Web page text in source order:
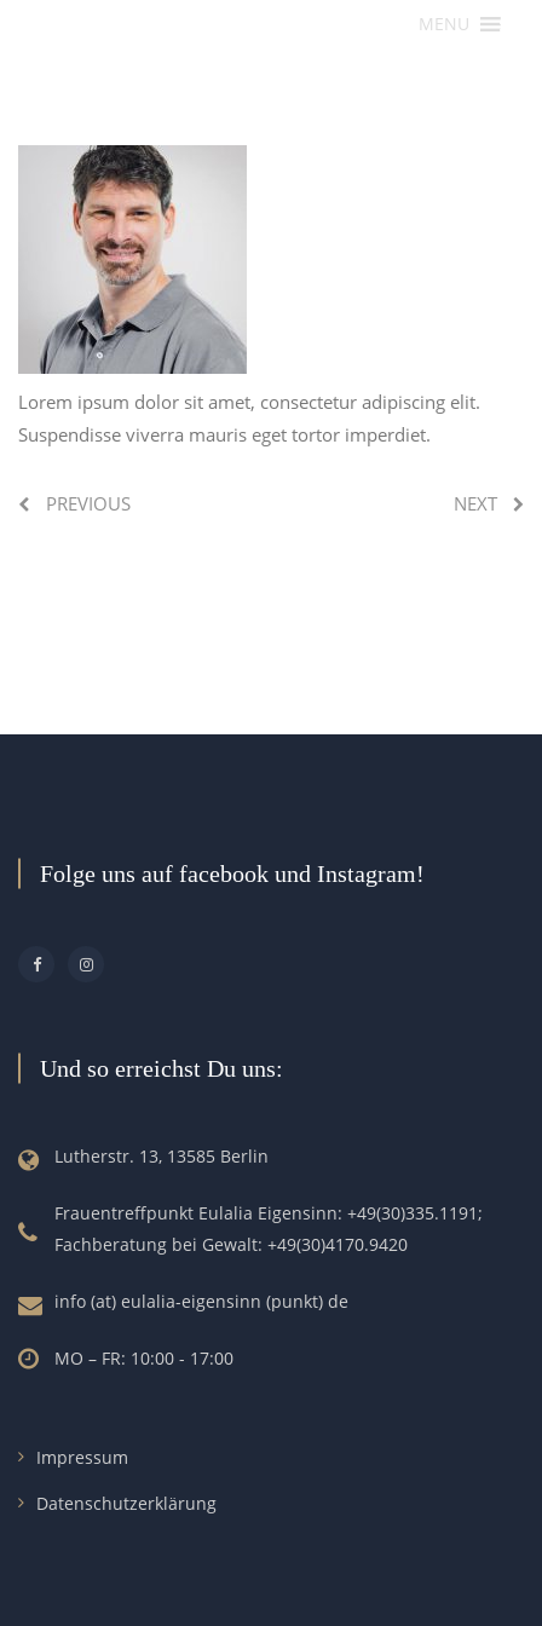
MENU
Lorem ipsum dolor sit amet, consectetur adipiscing elit.
Suspendisse viverra mauris eget tortor imperdiet.
PREVIOUS NEXT
Folge uns auf facebook und Instagram!
Und so erreichst Du uns:
Lutherstr. 13, 13585 Berlin
Frauentreffpunkt Eulalia Eigensinn: +49(30)335.1191;
Fachberatung bei Gewalt: +49(30)4170.9420
info (at) eulalia-eigensinn (punkt) de
MO – FR: 10:00 - 17:00
Impressum
Datenschutzerklärung